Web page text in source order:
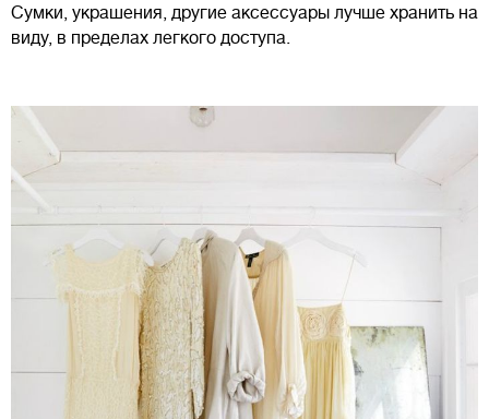
Сумки, украшения, другие аксессуары лучше хранить на
виду, в пределах легкого доступа.